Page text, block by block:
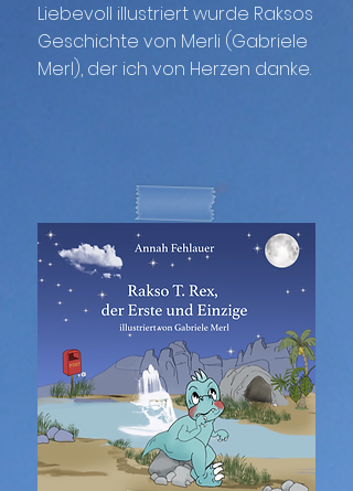
Liebevoll illustriert wurde Raksos
Geschichte von Merli (Gabriele
Merl), der ich von Herzen danke.